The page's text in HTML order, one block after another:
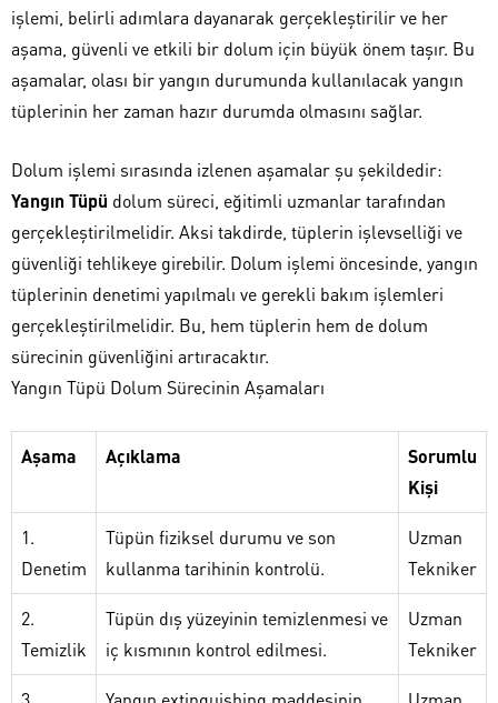
işlemi, belirli adımlara dayanarak gerçekleştirilir ve her
aşama, güvenli ve etkili bir dolum için büyük önem taşır. Bu
aşamalar, olası bir yangın durumunda kullanılacak yangın
tüplerinin her zaman hazır durumda olmasını sağlar.
Dolum işlemi sırasında izlenen aşamalar şu şekildedir:
Yangın Tüpü dolum süreci, eğitimli uzmanlar tarafından
gerçekleştirilmelidir. Aksi takdirde, tüplerin işlevselliği ve
güvenliği tehlikeye girebilir. Dolum işlemi öncesinde, yangın
tüplerinin denetimi yapılmalı ve gerekli bakım işlemleri
gerçekleştirilmelidir. Bu, hem tüplerin hem de dolum
sürecinin güvenliğini artıracaktır.
Yangın Tüpü Dolum Sürecinin Aşamaları
Aşama Açıklama
Sorumlu
Kişi
1.
Denetim
Tüpün fiziksel durumu ve son
kullanma tarihinin kontrolü.
Uzman
Tekniker
2.
Temizlik
Tüpün dış yüzeyinin temizlenmesi ve
iç kısmının kontrol edilmesi.
Uzman
Tekniker